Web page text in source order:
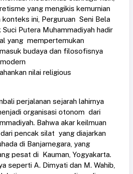
yang mengikis kemurnian
konteks ini, Perguruan Seni Bela
Suci Putera Muhammadiyah hadir
yang mempertemukan
budaya dan filosofisnya
nilai religious
perjalanan sejarah lahirnya
organisasi otonom dari
Bahwa akar keilmuan
pencak silat yang diajarkan
di Banjarnegara, yang
pesat di Kauman, Yogyakarta.
seperti A. Dimyati dan M. Wahib,